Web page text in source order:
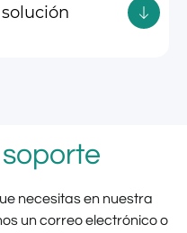
soporte
necesitas en nuestra
un correo electrónico o